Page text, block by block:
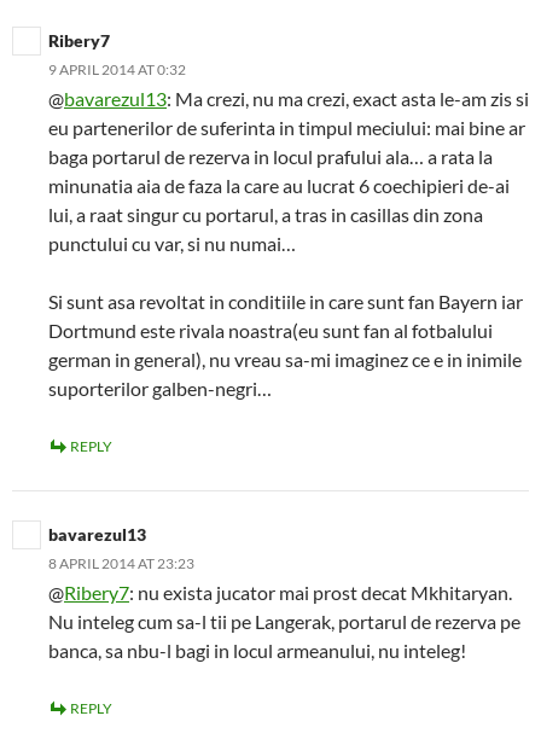
Ribery7
9 APRIL 2014 AT 0:32
@bavarezul13: Ma crezi, nu ma crezi, exact asta le-am zis si
eu partenerilor de suferinta in timpul meciului: mai bine ar
baga portarul de rezerva in locul prafului ala… a rata la
minunatia aia de faza la care au lucrat 6 coechipieri de-ai
lui, a raat singur cu portarul, a tras in casillas din zona
punctului cu var, si nu numai…
Si sunt asa revoltat in conditiile in care sunt fan Bayern iar
Dortmund este rivala noastra(eu sunt fan al fotbalului
german in general), nu vreau sa-mi imaginez ce e in inimile
suporterilor galben-negri…
REPLY
bavarezul13
8 APRIL 2014 AT 23:23
@Ribery7: nu exista jucator mai prost decat Mkhitaryan.
Nu inteleg cum sa-l tii pe Langerak, portarul de rezerva pe
banca, sa nbu-l bagi in locul armeanului, nu inteleg!
REPLY